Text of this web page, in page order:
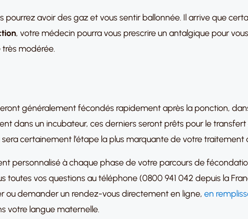
pourrez avoir des gaz et vous sentir ballonnée. Il arrive que
, votre médecin pourra vous prescrire un antalgique pour
modérée.
généralement fécondés rapidement après la ponction,
dans un incubateur, ces derniers seront prêts pour le
sera certainement l’étape la plus marquante de votre traitement
personnalisé à chaque phase de votre parcours de
toutes vos questions au téléphone (0800 941 042 depuis la
ou demander un rendez-vous directement en ligne, en
votre langue maternelle.